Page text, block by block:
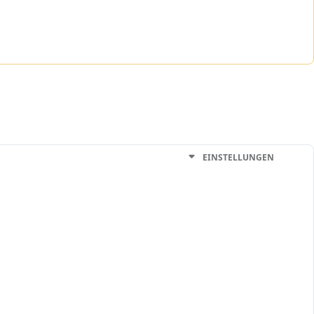
EINSTELLUNGEN